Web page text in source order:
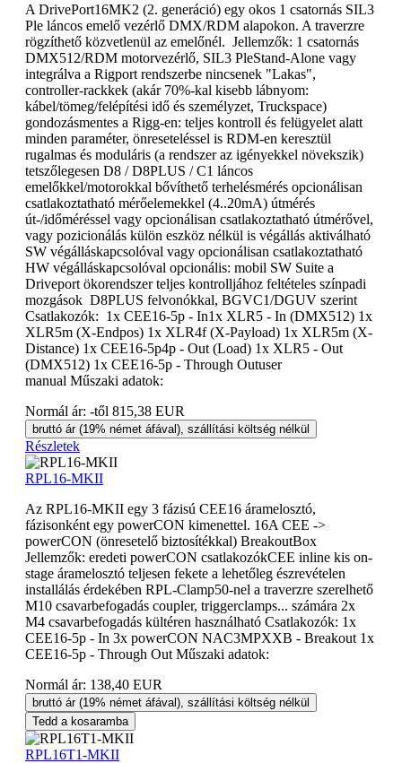
A DrivePort16MK2 (2. generáció) egy okos 1 csatornás SIL3
Ple láncos emelő vezérlő DMX/RDM alapokon. A traverzre
rögzíthető közvetlenül az emelőnél. Jellemzők: 1 csatornás
DMX512/RDM motorvezérlő, SIL3 PleStand-Alone vagy
integrálva a Rigport rendszerbe nincsenek "Lakas",
controller-rackkek (akár 70%-kal kisebb lábnyom:
kábel/tömeg/felépítési idő és személyzet, Truckspace)
gondozásmentes a Rigg-en: teljes kontroll és felügyelet alatt
minden paraméter, önreseteléssel is RDM-en keresztül
rugalmas és moduláris (a rendszer az igényekkel növekszik)
tetszőlegesen D8 / D8PLUS / C1 láncos
emelőkkel/motorokkal bővíthető terhelésmérés opcionálisan
csatlakoztatható mérőelemekkel (4..20mA) útmérés
út-/időméréssel vagy opcionálisan csatlakoztatható útmérővel,
vagy pozicionálás külön eszköz nélkül is végállás aktiválható
SW végálláskapcsolóval vagy opcionálisan csatlakoztatható
HW végálláskapcsolóval opcionális: mobil SW Suite a
Driveport ökorendszer teljes kontrolljához feltételes színpadi
mozgások D8PLUS felvonókkal, BGVC1/DGUV szerint
Csatlakozók: 1x CEE16-5p - In1x XLR5 - In (DMX512) 1x
XLR5m (X-Endpos) 1x XLR4f (X-Payload) 1x XLR5m (X-
Distance) 1x CEE16-5p4p - Out (Load) 1x XLR5 - Out
(DMX512) 1x CEE16-5p - Through Outuser
manual Műszaki adatok:
Normál ár: -től 815,38 EUR
bruttó ár (19% német áfával), szállítási költség nélkül
Részletek
RPL16-MKII
Az RPL16-MKII egy 3 fázisú CEE16 áramelosztó,
fázisonként egy powerCON kimenettel. 16A CEE ->
powerCON (önresetelő biztosítékkal) BreakoutBox
Jellemzők: eredeti powerCON csatlakozókCEE inline kis on-
stage áramelosztó teljesen fekete a lehetőleg észrevételen
installálás érdekében RPL-Clamp50-nel a traverzre szerelhető
M10 csavarbefogadás coupler, triggerclamps... számára 2x
M4 csavarbefogadás kültéren használható Csatlakozók: 1x
CEE16-5p - In 3x powerCON NAC3MPXXB - Breakout 1x
CEE16-5p - Through Out Műszaki adatok:
Normál ár: 138,40 EUR
bruttó ár (19% német áfával), szállítási költség nélkül
Tedd a kosaramba
RPL16T1-MKII